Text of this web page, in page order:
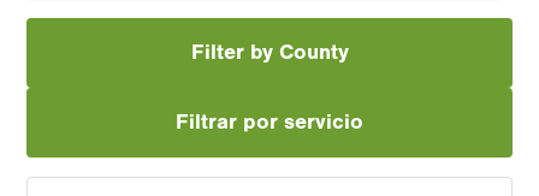
Filter by County
Filtrar por servicio